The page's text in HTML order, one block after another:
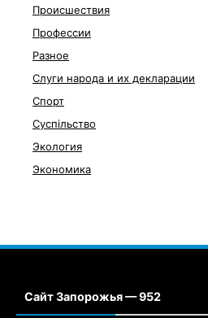
Происшествия
Профессии
Разное
Слуги народа и их декларации
Спорт
Суспільство
Экология
Экономика
Сайт Запорожья — 952